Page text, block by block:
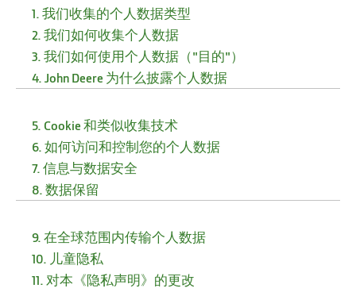
1. 我们收集的个人数据类型
2. 我们如何收集个人数据
3. 我们如何使用个人数据（"目的"）
4. John Deere 为什么披露个人数据
5. Cookie 和类似收集技术
6. 如何访问和控制您的个人数据
7. 信息与数据安全
8. 数据保留
9. 在全球范围内传输个人数据
10. 儿童隐私
11. 对本《隐私声明》的更改